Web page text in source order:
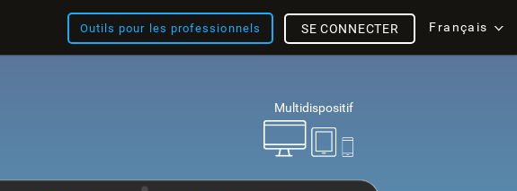
Outils pour les professionnels Français
SE CONNECTER
Multidispositif